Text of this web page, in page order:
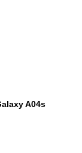
A04s